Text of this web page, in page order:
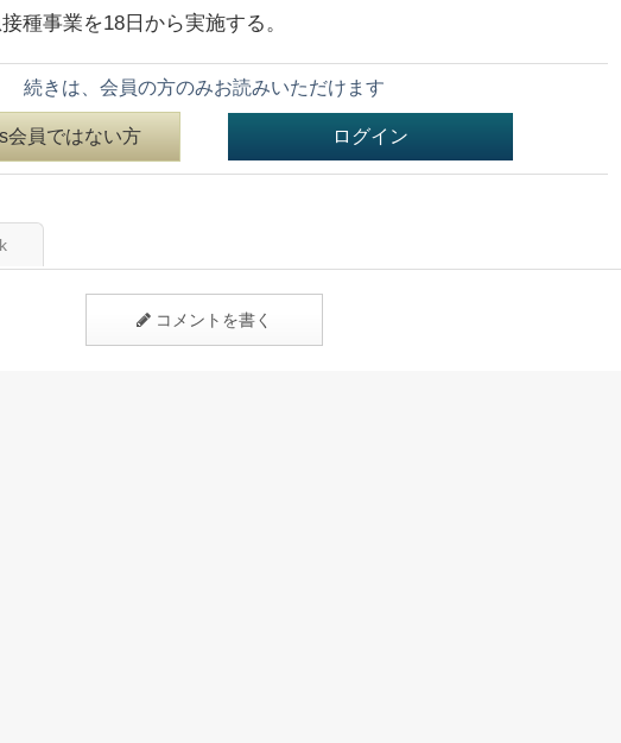
種事業を18日から実施する。
続きは、会員の方のみお読みいただけます
会員ではない方 ログイン
コメントを書く